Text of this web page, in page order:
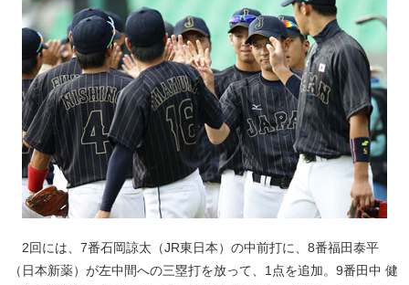
2回には、7番石岡諒太（JR東日本）の中前打に、8番福田泰平
（日本新薬）が左中間への三塁打を放って、1点を追加。9番田中 健